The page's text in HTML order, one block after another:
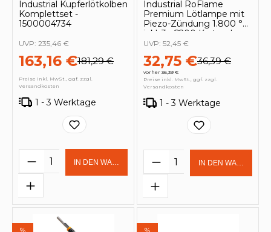
Industrial Kupferlötkolben
Komplettset -
1500004734
163,16 €181,29 €
UVP: 235,46 €
Preise inkl. MwSt., ggf. zzgl.
Versandkosten
1 - 3 Werktage
Produkt Anzahl: Gib den
IN DEN WARENKORB
Industrial RoFlame
Premium Lötlampe mit
Piezo-Zündung 1.800 °C
inkl. 3x C200 Kartusche
330 ml mit ILL System -
32,75 €36,39 €
vorher 36,39 €
UVP: 52,45 €
Preise inkl. MwSt., ggf. zzgl.
Versandkosten
1 - 3 Werktage
Produkt Anzahl:
IN DEN
% %